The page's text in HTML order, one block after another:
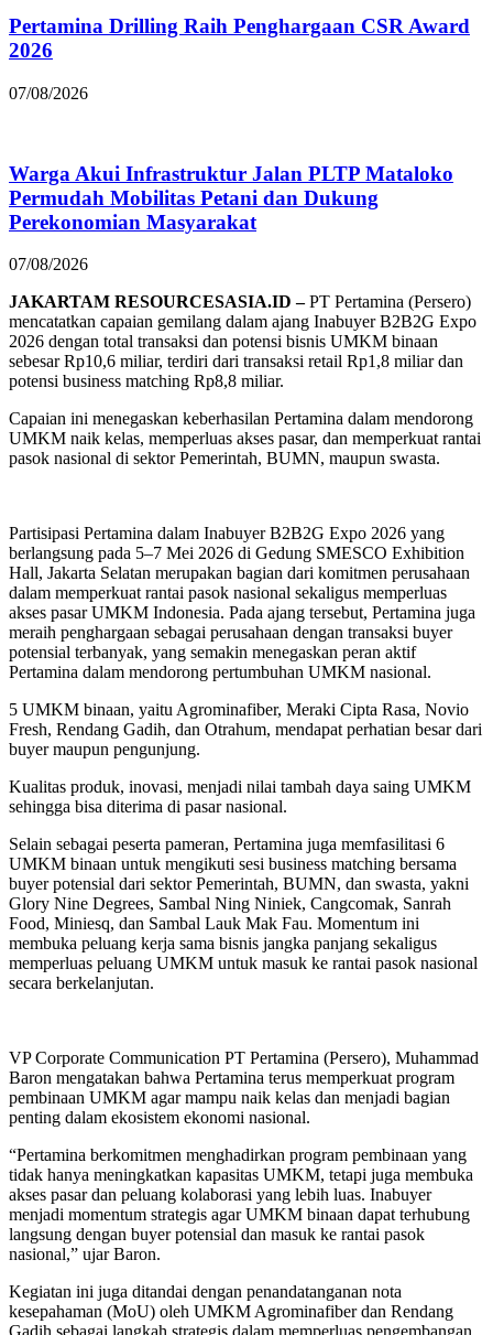
Pertamina Drilling Raih Penghargaan CSR Award
2026
07/08/2026
Warga Akui Infrastruktur Jalan PLTP Mataloko
Permudah Mobilitas Petani dan Dukung
Perekonomian Masyarakat
07/08/2026
JAKARTAM RESOURCESASIA.ID –PT Pertamina (Persero)
mencatatkan capaian gemilang dalam ajang Inabuyer B2B2G Expo
2026 dengan total transaksi dan potensi bisnis UMKM binaan
sebesar Rp10,6 miliar, terdiri dari transaksi retail Rp1,8 miliar dan
potensi business matching Rp8,8 miliar.
Capaian ini menegaskan keberhasilan Pertamina dalam mendorong
UMKM naik kelas, memperluas akses pasar, dan memperkuat rantai
pasok nasional di sektor Pemerintah, BUMN, maupun swasta.
Partisipasi Pertamina dalam Inabuyer B2B2G Expo 2026 yang
berlangsung pada 5–7 Mei 2026 di Gedung SMESCO Exhibition
Hall, Jakarta Selatan merupakan bagian dari komitmen perusahaan
dalam memperkuat rantai pasok nasional sekaligus memperluas
akses pasar UMKM Indonesia. Pada ajang tersebut, Pertamina juga
meraih penghargaan sebagai perusahaan dengan transaksi buyer
potensial terbanyak, yang semakin menegaskan peran aktif
Pertamina dalam mendorong pertumbuhan UMKM nasional.
5 UMKM binaan, yaitu Agrominafiber, Meraki Cipta Rasa, Novio
Fresh, Rendang Gadih, dan Otrahum, mendapat perhatian besar dari
buyer maupun pengunjung.
Kualitas produk, inovasi, menjadi nilai tambah daya saing UMKM
sehingga bisa diterima di pasar nasional.
Selain sebagai peserta pameran, Pertamina juga memfasilitasi 6
UMKM binaan untuk mengikuti sesi business matching bersama
buyer potensial dari sektor Pemerintah, BUMN, dan swasta, yakni
Glory Nine Degrees, Sambal Ning Niniek, Cangcomak, Sanrah
Food, Miniesq, dan Sambal Lauk Mak Fau. Momentum ini
membuka peluang kerja sama bisnis jangka panjang sekaligus
memperluas peluang UMKM untuk masuk ke rantai pasok nasional
secara berkelanjutan.
VP Corporate Communication PT Pertamina (Persero), Muhammad
Baron mengatakan bahwa Pertamina terus memperkuat program
pembinaan UMKM agar mampu naik kelas dan menjadi bagian
penting dalam ekosistem ekonomi nasional.
“Pertamina berkomitmen menghadirkan program pembinaan yang
tidak hanya meningkatkan kapasitas UMKM, tetapi juga membuka
akses pasar dan peluang kolaborasi yang lebih luas. Inabuyer
menjadi momentum strategis agar UMKM binaan dapat terhubung
langsung dengan buyer potensial dan masuk ke rantai pasok
nasional,” ujar Baron.
Kegiatan ini juga ditandai dengan penandatanganan nota
kesepahaman (MoU) oleh UMKM Agrominafiber dan Rendang